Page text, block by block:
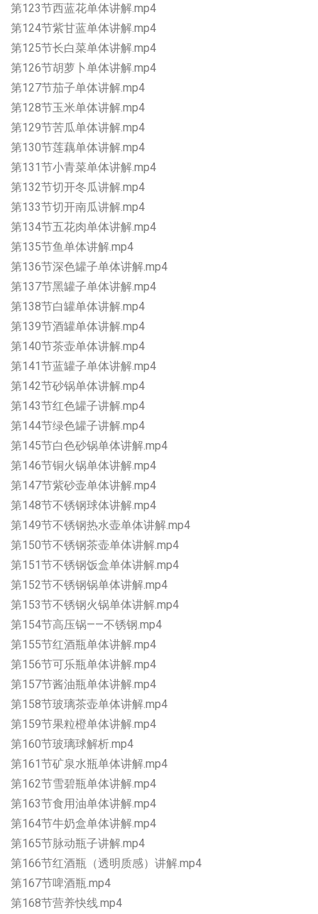
第123节西蓝花单体讲解.mp4
第124节紫甘蓝单体讲解.mp4
第125节长白菜单体讲解.mp4
第126节胡萝卜单体讲解.mp4
第127节茄子单体讲解.mp4
第128节玉米单体讲解.mp4
第129节苦瓜单体讲解.mp4
第130节莲藕单体讲解.mp4
第131节小青菜单体讲解.mp4
第132节切开冬瓜讲解.mp4
第133节切开南瓜讲解.mp4
第134节五花肉单体讲解.mp4
第135节鱼单体讲解.mp4
第136节深色罐子单体讲解.mp4
第137节黑罐子单体讲解.mp4
第138节白罐单体讲解.mp4
第139节酒罐单体讲解.mp4
第140节茶壶单体讲解.mp4
第141节蓝罐子单体讲解.mp4
第142节砂锅单体讲解.mp4
第143节红色罐子讲解.mp4
第144节绿色罐子讲解.mp4
第145节白色砂锅单体讲解.mp4
第146节铜火锅单体讲解.mp4
第147节紫砂壶单体讲解.mp4
第148节不锈钢球体讲解.mp4
第149节不锈钢热水壶单体讲解.mp4
第150节不锈钢茶壶单体讲解.mp4
第151节不锈钢饭盒单体讲解.mp4
第152节不锈钢锅单体讲解.mp4
第153节不锈钢火锅单体讲解.mp4
第154节高压锅——不锈钢.mp4
第155节红酒瓶单体讲解.mp4
第156节可乐瓶单体讲解.mp4
第157节酱油瓶单体讲解.mp4
第158节玻璃茶壶单体讲解.mp4
第159节果粒橙单体讲解.mp4
第160节玻璃球解析.mp4
第161节矿泉水瓶单体讲解.mp4
第162节雪碧瓶单体讲解.mp4
第163节食用油单体讲解.mp4
第164节牛奶盒单体讲解.mp4
第165节脉动瓶子讲解.mp4
第166节红酒瓶（透明质感）讲解.mp4
第167节啤酒瓶.mp4
第168节营养快线.mp4